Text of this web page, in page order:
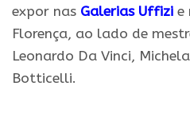
expor nas Galerias Uffizi e
Florença, ao lado de
Leonardo Da Vinci,
Botticelli.